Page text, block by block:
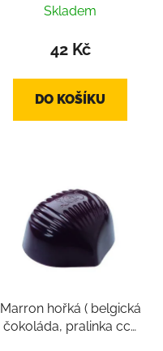
Skladem
42 Kč
DO KOŠÍKU
Marron hořká ( belgická
čokoláda, pralinka cca